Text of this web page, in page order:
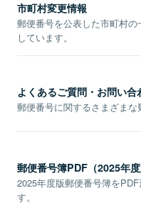
市町村変更情報
郵便番号を公表した市町村
しています。
よくあるご質問・お問い合
郵便番号に関するさまざまな
郵便番号簿PDF（2025年度
2025年度版郵便番号簿を
す。